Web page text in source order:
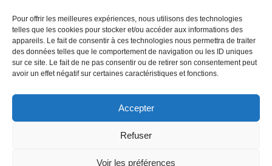
Pour offrir les meilleures expériences, nous utilisons des technologies
telles que les cookies pour stocker et/ou accéder aux informations des
appareils. Le fait de consentir à ces technologies nous permettra de traiter
des données telles que le comportement de navigation ou les ID uniques
sur ce site. Le fait de ne pas consentir ou de retirer son consentement peut
avoir un effet négatif sur certaines caractéristiques et fonctions.
Accepter
Refuser
Voir les préférences